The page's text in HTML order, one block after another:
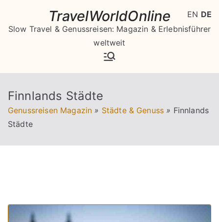
springen
TravelWorldOnline
Slow Travel & Genussreisen: Magazin & Erlebnisführer
weltweit
Finnlands Städte
Genussreisen Magazin » Städte & Genuss » Finnlands
Städte
EN DE